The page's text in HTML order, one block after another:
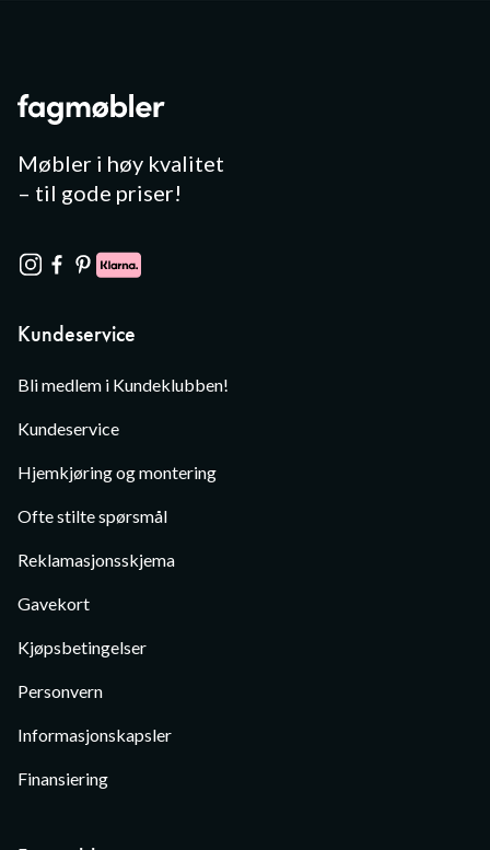
Møbler i høy kvalitet
– til gode priser!
Kundeservice
Bli medlem i Kundeklubben!
Kundeservice
Hjemkjøring og montering
Ofte stilte spørsmål
Reklamasjonsskjema
Gavekort
Kjøpsbetingelser
Personvern
Informasjonskapsler
Finansiering